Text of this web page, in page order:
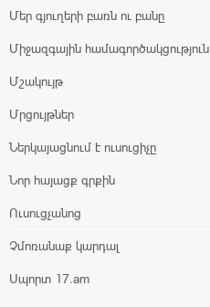
Մեր գյուղերի բառն ու բանը
Միջազգային համագործակցություն
Մշակույթ
Մրցույթներ
Ներկայացնում է ուսուցիչը
Նոր հայացք գրքին
Ուսուցչանոց
Չմոռանաք կարդալ
Սպորտ 17.am